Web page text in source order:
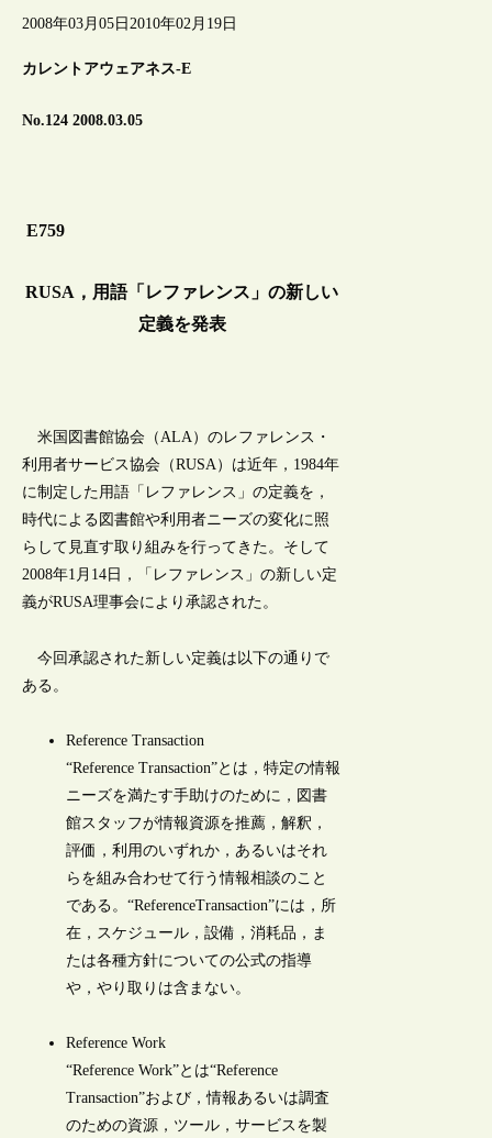
2008年03月05日 2010年02月19日
カレントアウェアネス-E
No.124 2008.03.05
E759
RUSA，用語「レファレンス」の新しい
定義を発表
米国図書館協会（ALA）のレファレンス・
利用者サービス協会（RUSA）は近年，1984年
に制定した用語「レファレンス」の定義を，
時代による図書館や利用者ニーズの変化に照
らして見直す取り組みを行ってきた。そして
2008年1月14日，「レファレンス」の新しい定
義がRUSA理事会により承認された。
今回承認された新しい定義は以下の通りで
ある。
Reference Transaction
“Reference Transaction”とは，特定の情報
ニーズを満たす手助けのために，図書
館スタッフが情報資源を推薦，解釈，
評価，利用のいずれか，あるいはそれ
らを組み合わせて行う情報相談のこと
である。“ReferenceTransaction”には，所
在，スケジュール，設備，消耗品，ま
たは各種方針についての公式の指導
や，やり取りは含まない。
Reference Work
“Reference Work”とは“Reference
Transaction”および，情報あるいは調査
のための資源，ツール，サービスを製